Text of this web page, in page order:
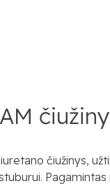
čiužinys,
Pagamintas